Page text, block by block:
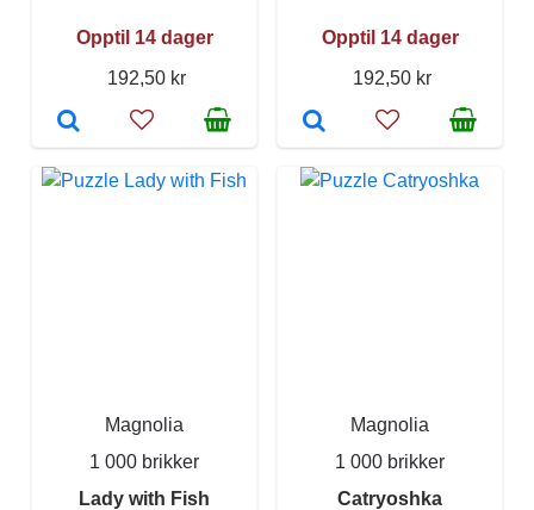
Opptil 14 dager
192,50 kr
Opptil 14 dager
192,50 kr
Magnolia
1 000 brikker
Lady with Fish
Magnolia
1 000 brikker
Catryoshka